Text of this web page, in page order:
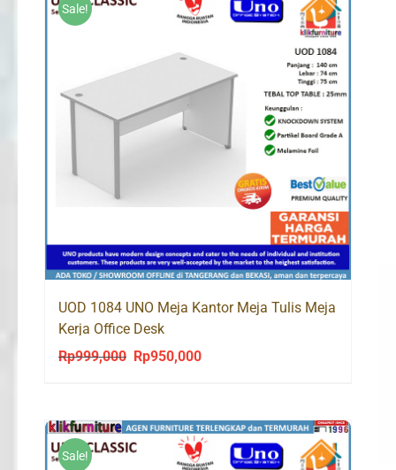
Sale!
UOD 1084 UNO Meja Kantor Meja Tulis Meja
Kerja Office Desk
Rp999,000
Original
Rp999,000.
Rp950,000Current
Rp950,000.
Sale!